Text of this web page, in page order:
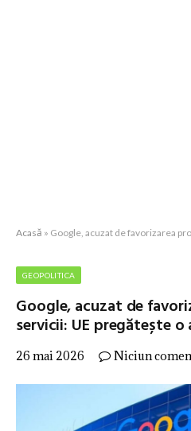
Acasă » Google, acuzat de favorizarea
GEOPOLITICA
Google, acuzat de
servicii: UE pregătește o
26 mai 2026 Niciun